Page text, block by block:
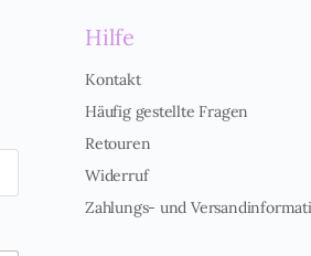
Hilfe
Kontakt
Häufig gestellte Fragen
Retouren
Widerruf
Zahlungs- und